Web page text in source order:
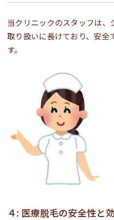
当クリニックのスタッフは
取り扱いに長けており、安全
す。
４: 医療脱毛の安全性と